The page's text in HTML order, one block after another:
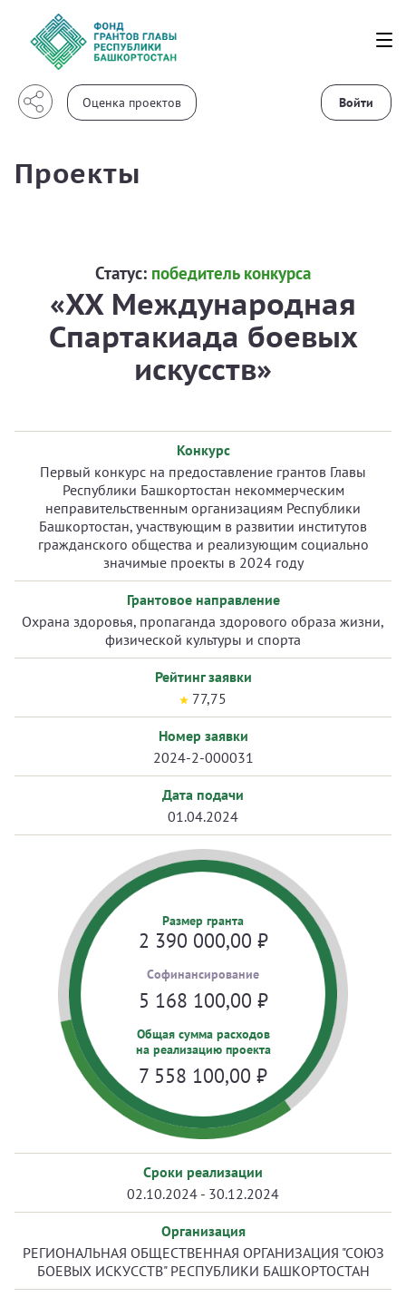
Войти
Проекты
Статус: победитель конкурса
«XX Международная
Спартакиада боевых
искусств»
Конкурс
Первый конкурс на предоставление грантов Главы
Республики Башкортостан некоммерческим
неправительственным организациям Республики
Башкортостан, участвующим в развитии институтов
гражданского общества и реализующим социально
значимые проекты в 2024 году
Грантовое направление
Охрана здоровья, пропаганда здорового образа жизни,
физической культуры и спорта
Рейтинг заявки
77,75
Номер заявки
2024-2-000031
Дата подачи
01.04.2024
Размер гранта
2 390 000,00 ₽
Cофинансирование
5 168 100,00 ₽
Общая сумма расходов
на реализацию проекта
7 558 100,00 ₽
Сроки реализации
02.10.2024 - 30.12.2024
Организация
РЕГИОНАЛЬНАЯ ОБЩЕСТВЕННАЯ ОРГАНИЗАЦИЯ "СОЮЗ
БОЕВЫХ ИСКУССТВ" РЕСПУБЛИКИ БАШКОРТОСТАН